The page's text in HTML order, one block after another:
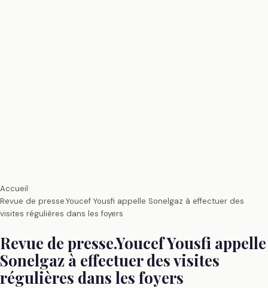
Accueil›
Revue de presse.Youcef Yousfi appelle Sonelgaz à effectuer des
visites régulières dans les foyers
Revue de presse.Youcef Yousfi appelle
Sonelgaz à effectuer des visites
régulières dans les foyers